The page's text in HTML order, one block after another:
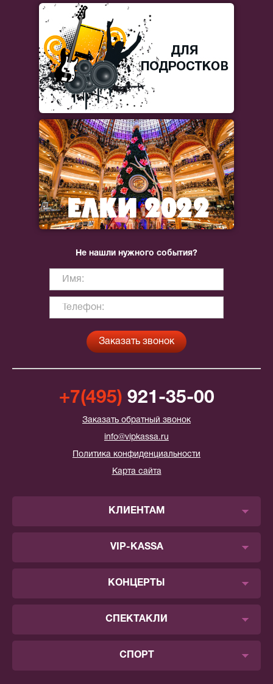
Не нашли нужного события?
+7(495) 921-35-00
Заказать обратный звонок
info@vipkassa.ru
Политика конфиденциальности
Карта сайта
КЛИЕНТАМ
VIP-KASSA
КОНЦЕРТЫ
СПЕКТАКЛИ
СПОРТ